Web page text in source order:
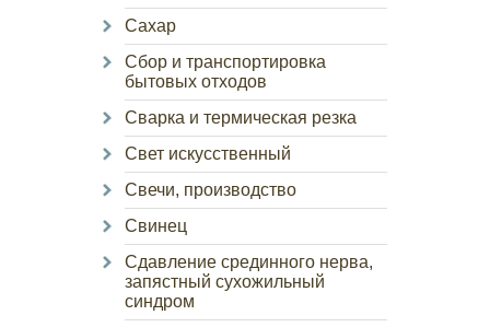
Сахар
Сбор и транспортировка
бытовых отходов
Сварка и термическая резка
Свет искусственный
Свечи, производство
Свинец
Сдавление срединного нерва,
запястный сухожильный
синдром